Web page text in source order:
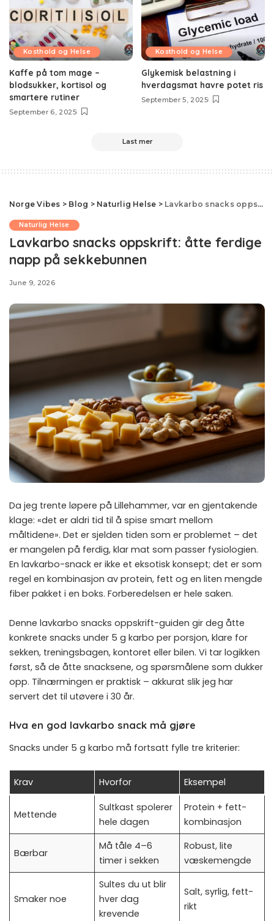
Kosthold og Helse
Kaffe på tom mage –
blodsukker, kortisol og
smartere rutiner
September 6, 2025
Kosthold og Helse
Glykemisk belastning i
hverdagsmat havre potet ris
September 5, 2025
Last mer
Norge Vibes > Blog > Naturlig Helse > Lavkarbo snacks oppskrift: åtte ferdige napp på sekkebunnen
Naturlig Helse
Lavkarbo snacks oppskrift: åtte ferdige
napp på sekkebunnen
June 9, 2026
Da jeg trente løpere på Lillehammer, var en gjentakende
klage: «det er aldri tid til å spise smart mellom
måltidene». Det er sjelden tiden som er problemet – det
er mangelen på ferdig, klar mat som passer fysiologien.
En lavkarbo-snack er ikke et eksotisk konsept; det er som
regel en kombinasjon av protein, fett og en liten mengde
fiber pakket i en boks. Forberedelsen er hele saken.
Denne lavkarbo snacks oppskrift-guiden gir deg åtte
konkrete snacks under 5 g karbo per porsjon, klare for
sekken, treningsbagen, kontoret eller bilen. Vi tar logikken
først, så de åtte snacksene, og spørsmålene som dukker
opp. Tilnærmingen er praktisk – akkurat slik jeg har
servert det til utøvere i 30 år.
Hva en god lavkarbo snack må gjøre
Snacks under 5 g karbo må fortsatt fylle tre kriterier:
Krav Hvorfor Eksempel
Mettende
Sultkast spolerer
hele dagen
Protein + fett-
kombinasjon
Bærbar
Må tåle 4–6
timer i sekken
Robust, lite
væskemengde
Smaker noe
Sultes du ut blir
hver dag
krevende
Salt, syrlig, fett-
rikt